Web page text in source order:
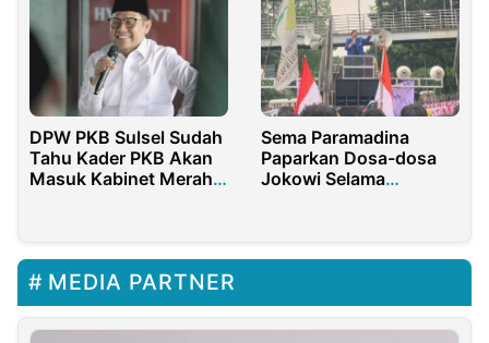
DPW PKB Sulsel Sudah
Tahu Kader PKB Akan
Masuk Kabinet Merah
Sema Paramadina
Paparkan Dosa-dosa
Jokowi Selama
MEDIA PARTNER